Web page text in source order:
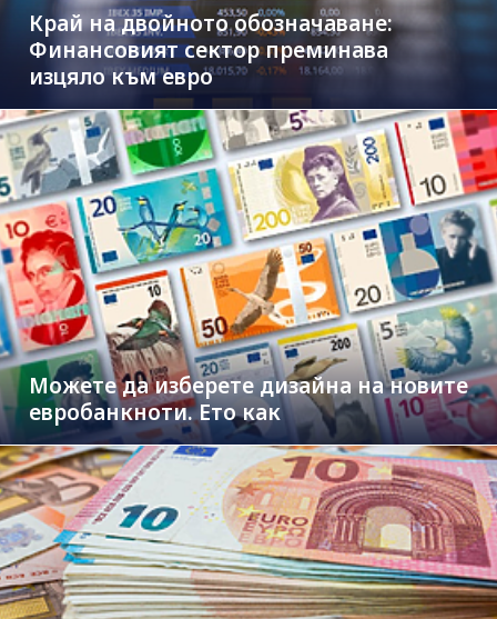
Край на двойното обозначаване:
Финансовият сектор преминава
изцяло към евро
Можете да изберете дизайна на новите
евробанкноти. Ето как